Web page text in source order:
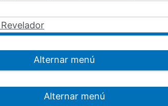
Alternar menú
Alternar menú